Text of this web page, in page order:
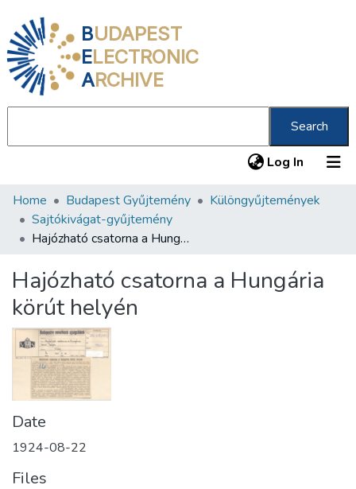
BUDAPEST
ELECTRONIC
ARCHIVE
Search
Log In (current)
Communities & Collections
All of DSpace
About us
Home Budapest Gyűjtemény
Különgyűjtemények
Sajtókivágat-gyűjtemény
Hajózható csatorna a Hungária körút helyén
Hajózható csatorna a Hungária
körút helyén
Date
1924-08-22
Files